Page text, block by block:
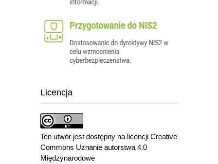
Licencja
Ten utwór jest dostępny na licencji Creative
Commons Uznanie autorstwa 4.0
Międzynarodowe